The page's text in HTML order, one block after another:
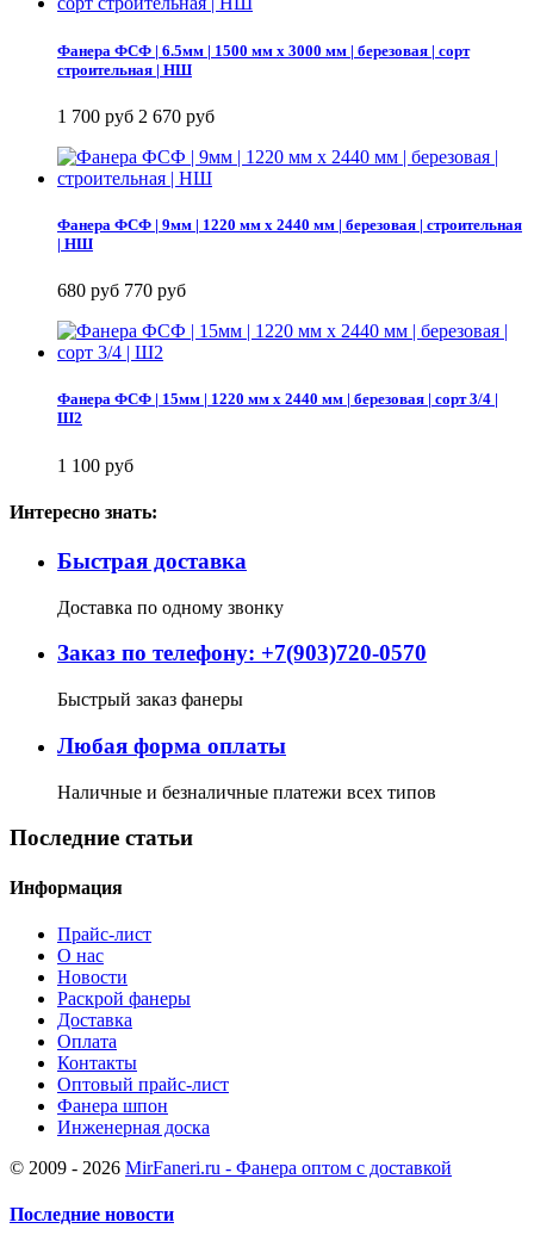
Фанера ФСФ | 6.5мм | 1500 мм х 3000 мм | березовая | сорт
строительная | НШ
1 700 руб 2 670 руб
Фанера ФСФ | 9мм | 1220 мм х 2440 мм | березовая | строительная
| НШ
680 руб 770 руб
Фанера ФСФ | 15мм | 1220 мм х 2440 мм | березовая | сорт 3/4 |
Ш2
1 100 руб
Интересно знать:
Быстрая доставка
Доставка по одному звонку
Заказ по телефону: +7(903)720-0570
Быстрый заказ фанеры
Любая форма оплаты
Наличные и безналичные платежи всех типов
Последние статьи
Информация
Прайс-лист
О нас
Новости
Раскрой фанеры
Доставка
Оплата
Контакты
Оптовый прайс-лист
Фанера шпон
Инженерная доска
© 2009 - 2026 MirFaneri.ru - Фанера оптом с доставкой
Последние новости